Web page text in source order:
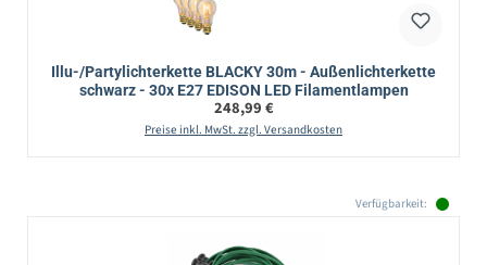
Illu-/Partylichterkette BLACKY 30m - Außenlichterkette
schwarz - 30x E27 EDISON LED Filamentlampen
Regulärer Preis:
248,99 €
Preise inkl. MwSt. zzgl. Versandkosten
Verfügbarkeit: